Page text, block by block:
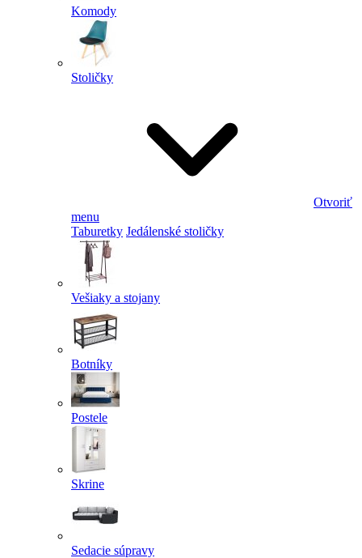
Komody
Stoličky
Otvoriť
menu
Taburetky Jedálenské stoličky
Vešiaky a stojany
Botníky
Postele
Skrine
Sedacie súpravy